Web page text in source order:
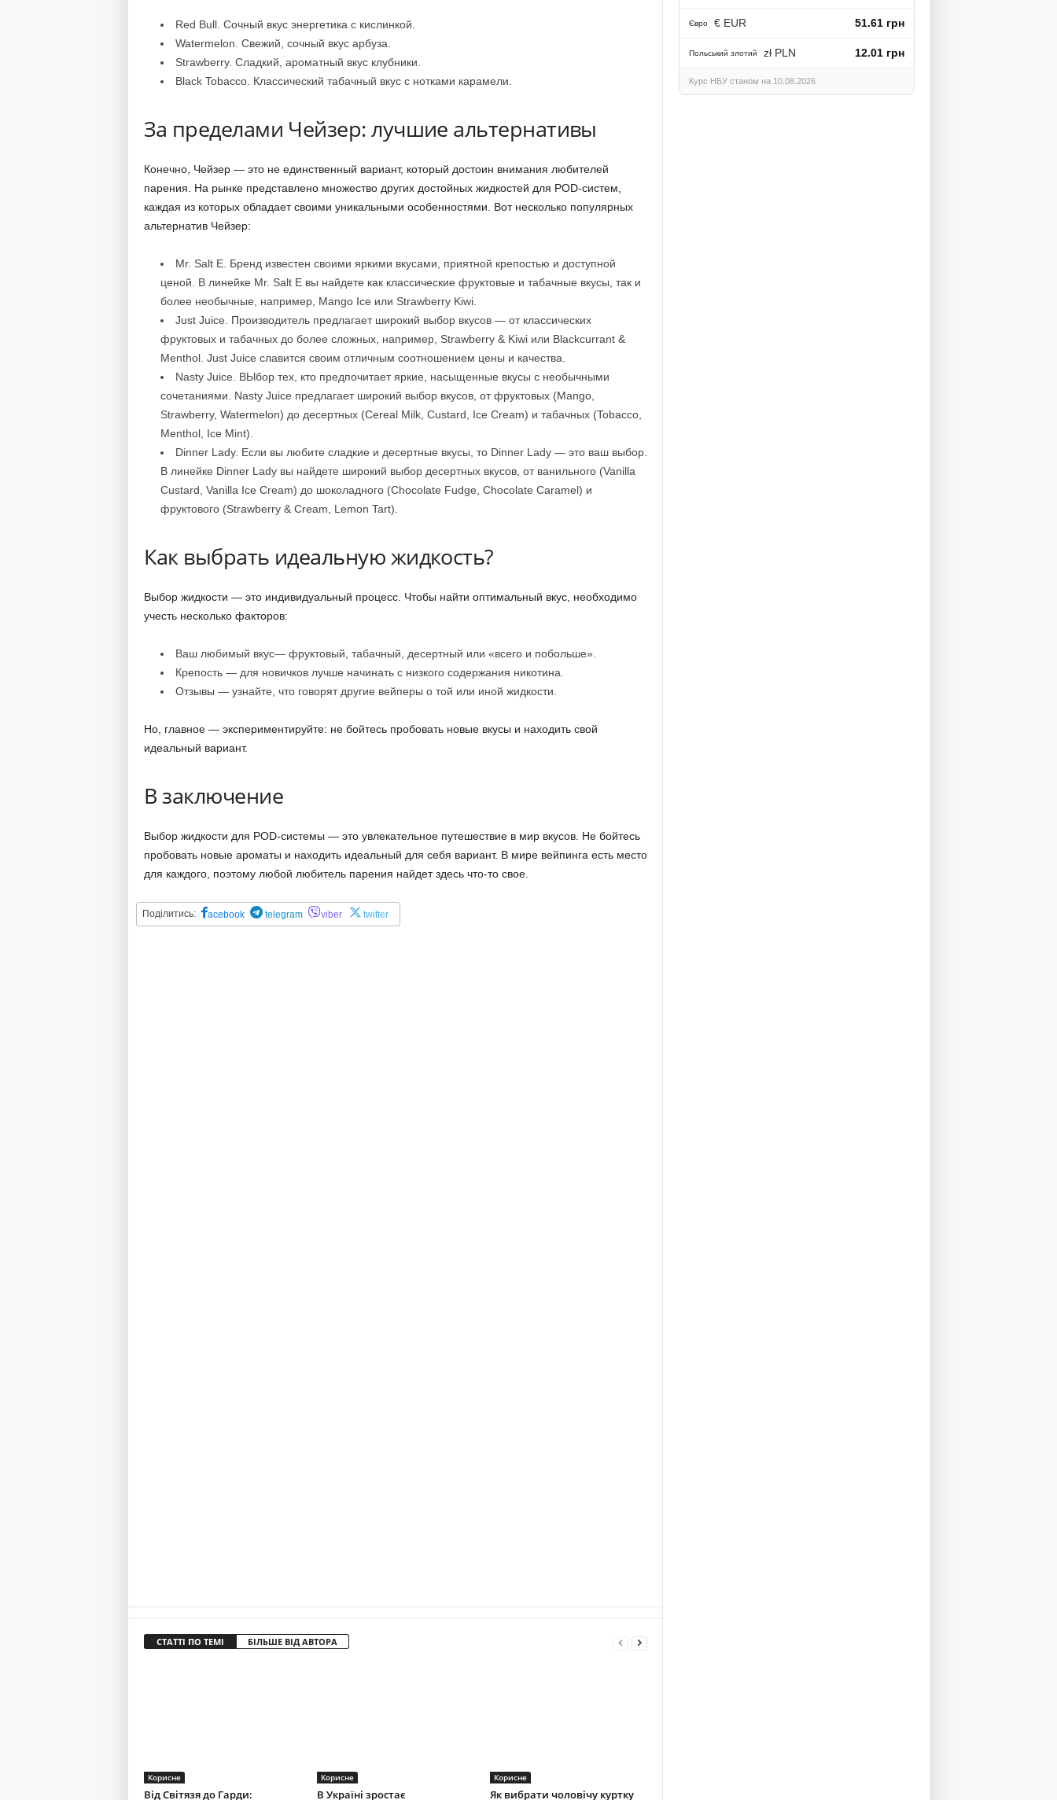
Red Bull. Сочный вкус энергетика с кислинкой.
Watermelon. Свежий, сочный вкус арбуза.
Strawberry. Сладкий, ароматный вкус клубники.
Black Tobacco. Классический табачный вкус с нотками карамели.
За пределами Чейзер: лучшие альтернативы
Конечно, Чейзер — это не единственный вариант, который достоин внимания любителей
парения. На рынке представлено множество других достойных жидкостей для POD-систем,
каждая из которых обладает своими уникальными особенностями. Вот несколько популярных
альтернатив Чейзер:
Mr. Salt E. Бренд известен своими яркими вкусами, приятной крепостью и доступной
ценой. В линейке Mr. Salt E вы найдете как классические фруктовые и табачные вкусы, так и
более необычные, например, Mango Ice или Strawberry Kiwi.
Just Juice. Производитель предлагает широкий выбор вкусов — от классических
фруктовых и табачных до более сложных, например, Strawberry & Kiwi или Blackcurrant &
Menthol. Just Juice славится своим отличным соотношением цены и качества.
Nasty Juice. ВЫбор тех, кто предпочитает яркие, насыщенные вкусы с необычными
сочетаниями. Nasty Juice предлагает широкий выбор вкусов, от фруктовых (Mango,
Strawberry, Watermelon) до десертных (Cereal Milk, Custard, Ice Cream) и табачных (Tobacco,
Menthol, Ice Mint).
Dinner Lady. Если вы любите сладкие и десертные вкусы, то Dinner Lady — это ваш выбор.
В линейке Dinner Lady вы найдете широкий выбор десертных вкусов, от ванильного (Vanilla
Custard, Vanilla Ice Cream) до шоколадного (Chocolate Fudge, Chocolate Caramel) и
фруктового (Strawberry & Cream, Lemon Tart).
Как выбрать идеальную жидкость?
Выбор жидкости — это индивидуальный процесс. Чтобы найти оптимальный вкус, необходимо
учесть несколько факторов:
Ваш любимый вкус— фруктовый, табачный, десертный или «всего и побольше».
Крепость — для новичков лучше начинать с низкого содержания никотина.
Отзывы — узнайте, что говорят другие вейперы о той или иной жидкости.
Но, главное — экспериментируйте: не бойтесь пробовать новые вкусы и находить свой
идеальный вариант.
В заключение
Выбор жидкости для POD-системы — это увлекательное путешествие в мир вкусов. Не бойтесь
пробовать новые ароматы и находить идеальный для себя вариант. В мире вейпинга есть место
для каждого, поэтому любой любитель парения найдет здесь что-то свое.
Поділитись: acebook telegram viber twitter
СТАТТІ ПО ТЕМІ БІЛЬШЕ ВІД АВТОРА
Корисне
Від Світязя до Гарди:
Корисне
В Україні зростає
Корисне
Як вибрати чоловічу куртку
Євро € EUR 51.61 грн
Польський злотий zł PLN 12.01 грн
Курс НБУ станом на 10.08.2026